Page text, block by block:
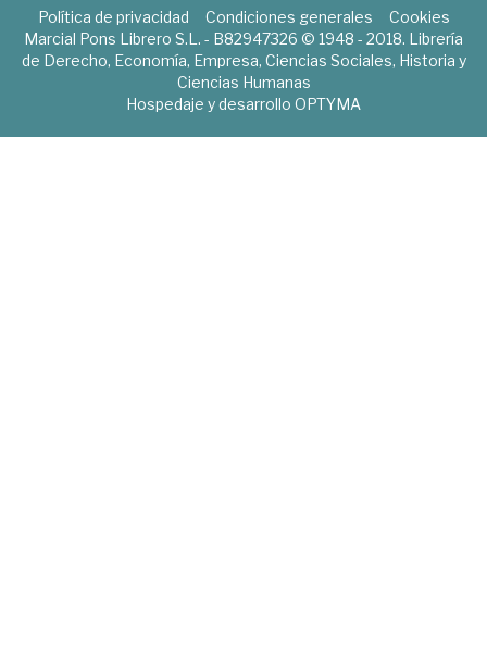
Política de privacidad Condiciones generales
Cookies
Marcial Pons Librero S.L. - B82947326 © 1948 - 2018. Librería
de Derecho, Economía, Empresa, Ciencias Sociales, Historia y
Ciencias Humanas
Hospedaje y desarrollo OPTYMA